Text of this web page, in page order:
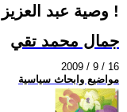
وصية عبد العزيز الحكيم حجة عليه !
جمال محمد تقي
2009 / 9 / 16
مواضيع وابحاث سياسية